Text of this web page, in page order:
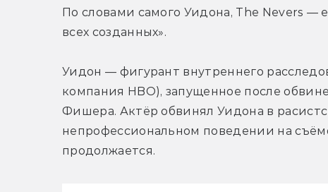
По словами самого Уидона, The Nevers —
всех созданных».
Уидон — фигурант внутреннего
компания HBO), запущенное после
Фишера. Актёр обвинял Уидона в
непрофессиональном поведении на
продолжается.